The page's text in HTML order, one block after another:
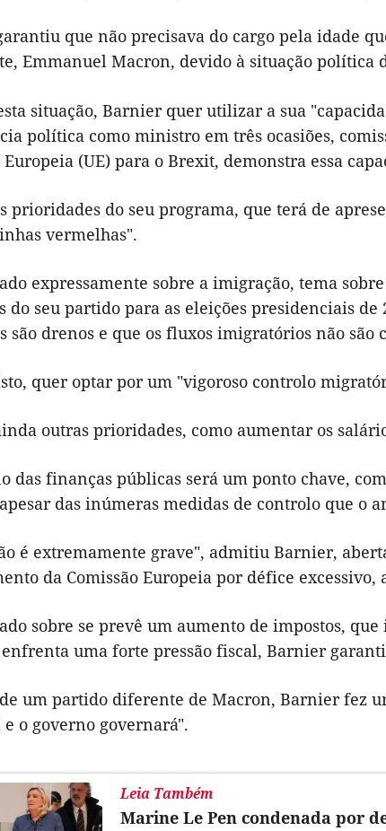
que não precisava do cargo pela idade
Emmanuel Macron, devido à situação política
situação, Barnier quer utilizar a sua
política como ministro em três ocasiões,
(UE) para o Brexit, demonstra essa
prioridades do seu programa, que terá de
vermelhas".
expressamente sobre a imigração, tema
do seu partido para as eleições presidenciais de
são drenos e que os fluxos imigratórios não são
quer optar por um "vigoroso controlo
outras prioridades, como aumentar os
das finanças públicas será um ponto chave,
das inúmeras medidas de controlo que o
é extremamente grave", admitiu Barnier,
da Comissão Europeia por défice excessivo,
sobre se prevê um aumento de impostos,
uma forte pressão fiscal, Barnier
um partido diferente de Macron, Barnier fez
o governo governará".
Leia Também
Marine Le Pen condenada por